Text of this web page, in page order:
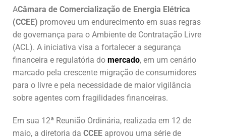
ACâmara de Comercialização de Energia Elétrica
(CCEE) promoveu um endurecimento em suas regras
de governança para o Ambiente de Contratação Livre
(ACL). A iniciativa visa a fortalecer a segurança
financeira e regulatória do mercado, em um cenário
marcado pela crescente migração de consumidores
para o livre e pela necessidade de maior vigilância
sobre agentes com fragilidades financeiras.
Em sua 12ª Reunião Ordinária, realizada em 12 de
maio, a diretoria da CCEE aprovou uma série de